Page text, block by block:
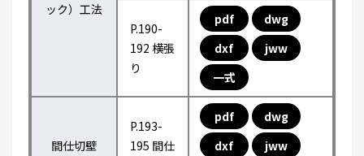
ック）工法
P.190-
192 横張
り
pdf
dwg
dxf
jww
一式
間仕切壁
P.193-
195 間仕
pdf
dwg
dxf
jww